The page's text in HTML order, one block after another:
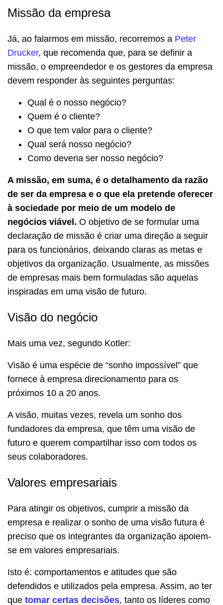
Missão da empresa
Já, ao falarmos em missão, recorremos a Peter
Drucker, que recomenda que, para se definir a
missão, o empreendedor e os gestores da empresa
devem responder às seguintes perguntas:
Qual é o nosso negócio?
Quem é o cliente?
O que tem valor para o cliente?
Qual será nosso negócio?
Como deveria ser nosso negócio?
A missão, em suma, é o detalhamento da razão
de ser da empresa e o que ela pretende oferecer
à sociedade por meio de um modelo de
negócios viável. O objetivo de se formular uma
declaração de missão é criar uma direção a seguir
para os funcionários, deixando claras as metas e
objetivos da organização. Usualmente, as missões
de empresas mais bem formuladas são aquelas
inspiradas em uma visão de futuro.
Visão do negócio
Mais uma vez, segundo Kotler:
Visão é uma espécie de “sonho impossível” que
fornece à empresa direcionamento para os
próximos 10 a 20 anos.
A visão, muitas vezes, revela um sonho dos
fundadores da empresa, que têm uma visão de
futuro e querem compartilhar isso com todos os
seus colaboradores.
Valores empresariais
Para atingir os objetivos, cumprir a missão da
empresa e realizar o sonho de uma visão futura é
preciso que os integrantes da organização apoiem-
se em valores empresariais.
Isto é: comportamentos e atitudes que são
defendidos e utilizados pela empresa. Assim, ao ter
que tomar certas decisões, tanto os líderes como